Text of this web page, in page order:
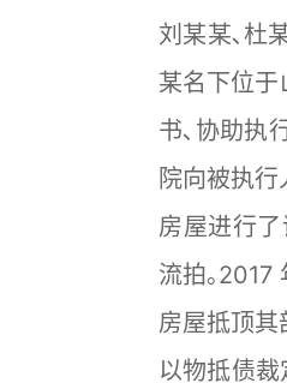
刘某某､杜
某名下位
书､协助执
院向被执
房屋进行
流拍｡2017
房屋抵顶
以物抵债